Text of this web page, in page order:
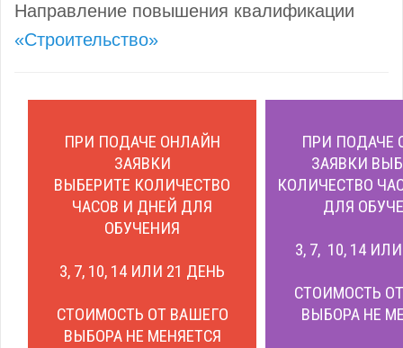
Направление повышения квалификации
«Строительство»
ПРИ ПОДАЧЕ ОНЛАЙН
ЗАЯВКИ
ВЫБЕРИТЕ КОЛИЧЕСТВО
ЧАСОВ И ДНЕЙ ДЛЯ
ОБУЧЕНИЯ
3, 7, 10, 14 ИЛИ 21 ДЕНЬ
СТОИМОСТЬ ОТ ВАШЕГО
ВЫБОРА НЕ МЕНЯЕТСЯ
ПРИ ПОДАЧЕ
ЗАЯВКИ
КОЛИЧЕСТВО
ДЛЯ
3, 7, 10, 14
СТОИМОСТЬ
ВЫБОРА НЕ